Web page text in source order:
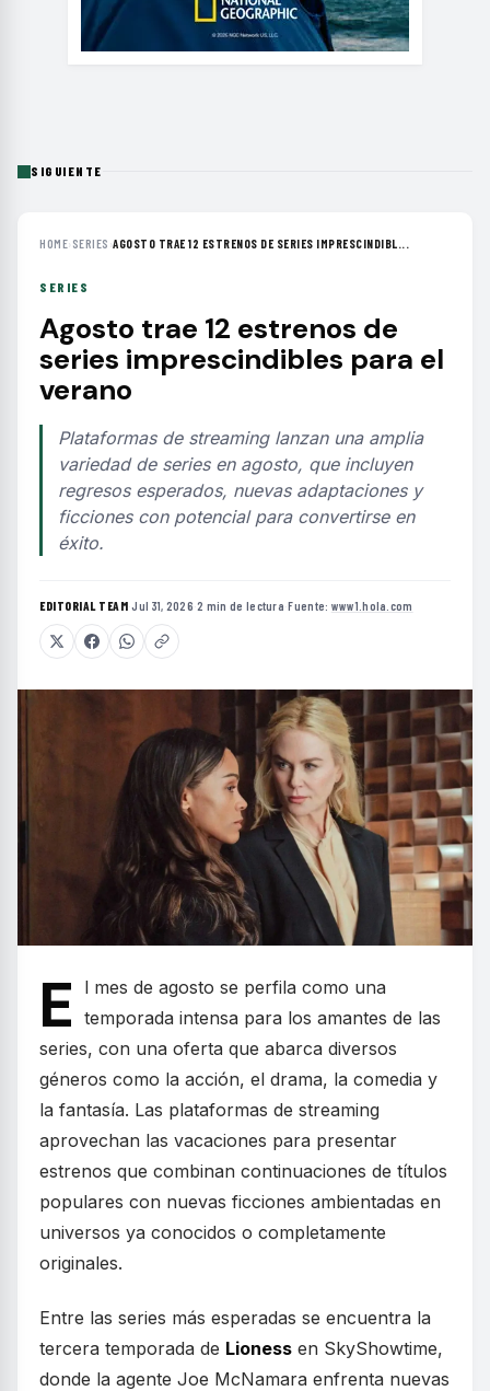
SIGUIENTE
HOME› SERIES ›AGOSTO TRAE 12 ESTRENOS DE SERIES IMPRESCINDIBL...
SERIES
Agosto trae 12 estrenos de
series imprescindibles para el
verano
Plataformas de streaming lanzan una amplia
variedad de series en agosto, que incluyen
regresos esperados, nuevas adaptaciones y
ficciones con potencial para convertirse en
éxito.
EDITORIAL TEAM·Jul 31, 2026·2 min de lectura·Fuente: www1.hola.com
E
l mes de agosto se perfila como una
temporada intensa para los amantes de las
series, con una oferta que abarca diversos
géneros como la acción, el drama, la comedia y
la fantasía. Las plataformas de streaming
aprovechan las vacaciones para presentar
estrenos que combinan continuaciones de títulos
populares con nuevas ficciones ambientadas en
universos ya conocidos o completamente
originales.
Entre las series más esperadas se encuentra la
tercera temporada de Lioness en SkyShowtime,
donde la agente Joe McNamara enfrenta nuevas